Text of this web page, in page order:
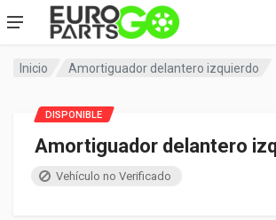
Inicio Amortiguador delantero izquierdo
Amortiguador delantero
Vehículo no Verificado
DISPONIBLE